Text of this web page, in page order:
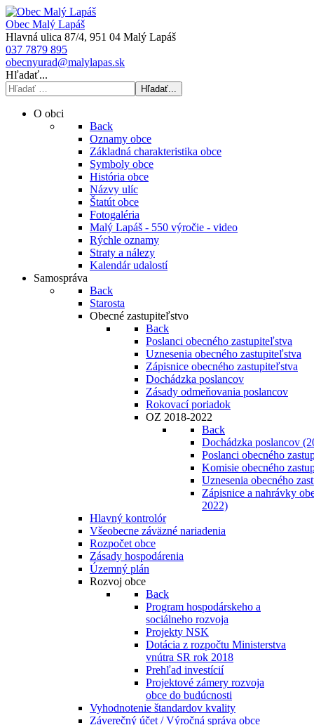
Obec Malý Lapáš
Hlavná ulica 87/4, 951 04 Malý Lapáš
037 7879 895
obecnyurad@malylapas.sk
Hľadať...
Hľadať...
O obci
Back
Oznamy obce
Základná charakteristika obce
Symboly obce
História obce
Názvy ulíc
Štatút obce
Fotogaléria
Malý Lapáš - 550 výročie - video
Rýchle oznamy
Straty a nálezy
Kalendár udalostí
Samospráva
Back
Starosta
Obecné zastupiteľstvo
Back
Poslanci obecného zastupiteľstva
Uznesenia obecného zastupiteľstva
Zápisnice obecného zastupiteľstva
Dochádzka poslancov
Zásady odmeňovania poslancov
Rokovací poriadok
OZ 2018-2022
Back
Dochádzka poslancov
Poslanci obecného
Komisie obecného
Uznesenia obecného
Zápisnice a nahrávky
2022)
Hlavný kontrolór
Všeobecne záväzné nariadenia
Rozpočet obce
Zásady hospodárenia
Územný plán
Rozvoj obce
Back
Program hospodárskeho a
sociálneho rozvoja
Projekty NSK
Dotácia z rozpočtu Ministerstva
vnútra SR rok 2018
Prehľad investícií
Projektové zámery rozvoja
obce do budúcnosti
Vyhodnotenie štandardov kvality
Záverečný účet / Výročná správa obce